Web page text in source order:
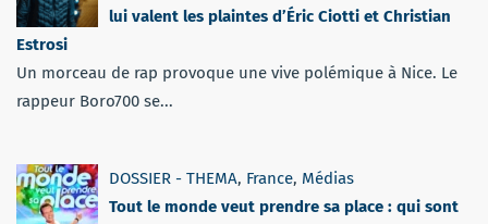
lui valent les plaintes d’Éric Ciotti et Christian
Estrosi
Un morceau de rap provoque une vive polémique à Nice. Le
rappeur Boro700 se...
DOSSIER - THEMA, France, Médias
Tout le monde veut prendre sa place : qui sont